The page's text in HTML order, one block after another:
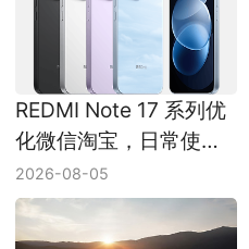
REDMI Note 17 系列优
化微信淘宝，日常使用
更流畅
2026-08-05